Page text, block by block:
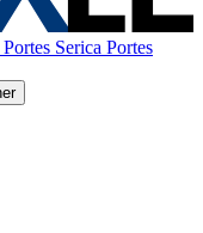
Portes Serica Portes